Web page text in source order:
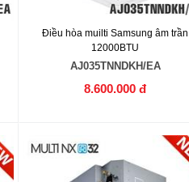
Điều hòa muilti Samsung âm trần
12000BTU
AJ035TNNDKH/EA
8.600.000 đ